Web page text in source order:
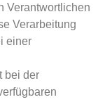
Verantwortlichen
Verarbeitung
einer
bei der